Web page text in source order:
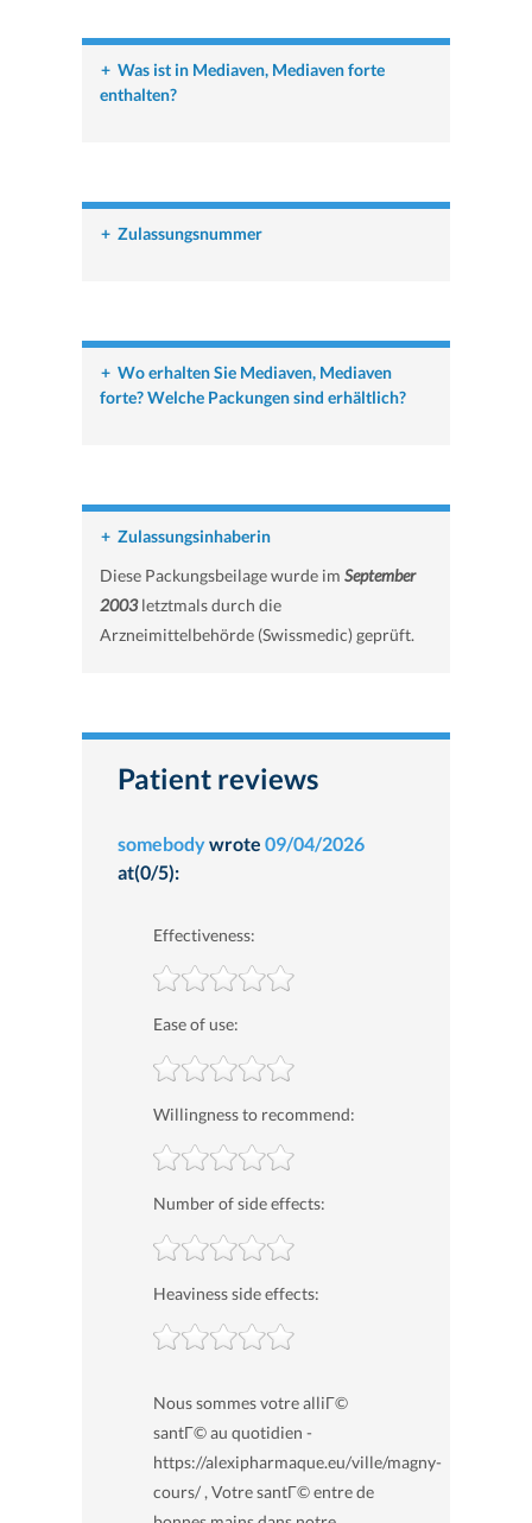
+ Was ist in Mediaven, Mediaven forte
enthalten?
+ Zulassungsnummer
+ Wo erhalten Sie Mediaven, Mediaven
forte? Welche Packungen sind erhältlich?
+ Zulassungsinhaberin
Diese Packungsbeilage wurde im September
2003letztmals durch die
Arzneimittelbehörde (Swissmedic) geprüft.
Patient reviews
somebodywrote 09/04/2026
at(0/5):
Effectiveness:
Ease of use:
Willingness to recommend:
Number of side effects:
Heaviness side effects:
Nous sommes votre alliГ©
santГ© au quotidien -
https://alexipharmaque.eu/ville/magny-
cours/ , Votre santГ© entre de